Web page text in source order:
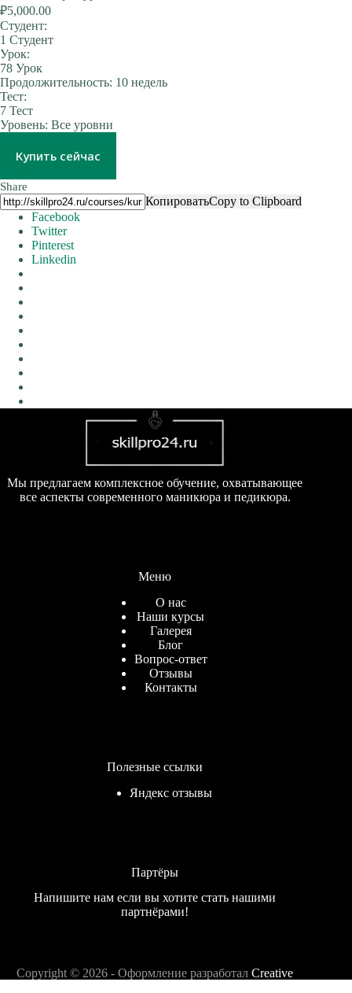
₽5,000.00
Студент:
1 Студент
Урок:
78 Урок
Продолжительность: 10 недель
Тест:
7 Тест
Уровень: Все уровни
Купить сейчас
Share
КопироватьCopy to Clipboard
Facebook
Twitter
Pinterest
Linkedin
Мы предлагаем комплексное обучение, охватывающее
все аспекты современного маникюра и педикюра.
Меню
О нас
Наши курсы
Галерея
Блог
Вопрос-ответ
Отзывы
Контакты
Полезные ссылки
Яндекс отзывы
Партёры
Напишите нам если вы хотите стать нашими
партнёрами!
Copyright © 2026 - Оформление разработалCreative